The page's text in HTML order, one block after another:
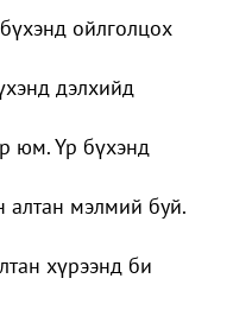
ойлголцох
дэлхийд
юм. Үр бүхэнд
мэлмий буй.
хүрээнд би